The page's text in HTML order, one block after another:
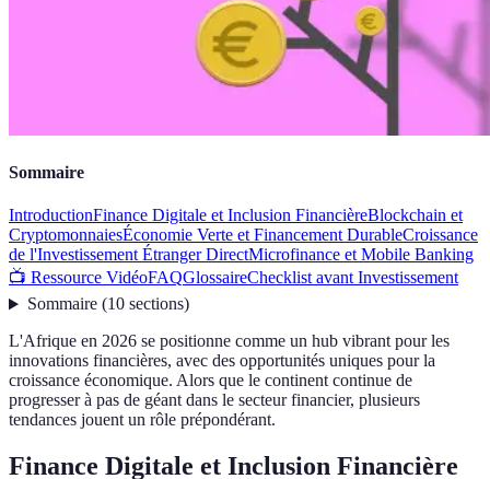
Sommaire
IntroductionFinance Digitale et Inclusion FinancièreBlockchain et
CryptomonnaiesÉconomie Verte et Financement DurableCroissance
de l'Investissement Étranger DirectMicrofinance et Mobile Banking
📺 Ressource VidéoFAQGlossaireChecklist avant Investissement
Sommaire(10 sections)
L'Afrique en 2026 se positionne comme un hub vibrant pour les
innovations financières, avec des opportunités uniques pour la
croissance économique. Alors que le continent continue de
progresser à pas de géant dans le secteur financier, plusieurs
tendances jouent un rôle prépondérant.
Finance Digitale et Inclusion Financière